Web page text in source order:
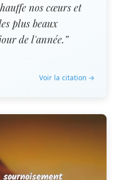
nos cœurs et
plus beaux
de l'année.”
Voir la citation →